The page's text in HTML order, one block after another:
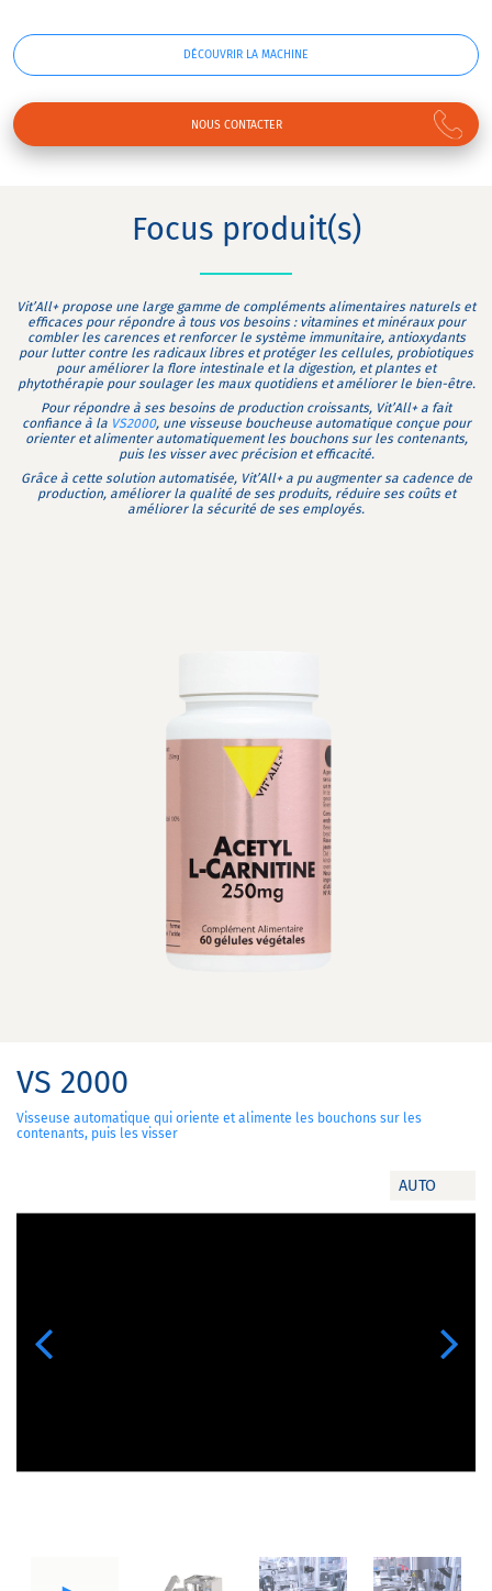
DÉCOUVRIR LA MACHINE
NOUS CONTACTER
Focus produit(s)
Vit’All+propose une large gamme de compléments alimentaires naturels et
efficaces pour répondre à tous vos besoins : vitamines et minéraux pour
combler les carences et renforcer le système immunitaire, antioxydants
pour lutter contre les radicaux libres et protéger les cellules, probiotiques
pour améliorer la flore intestinale et la digestion, et plantes et
phytothérapie pour soulager les maux quotidiens et améliorer le bien-être.
Pour répondre à ses besoins de production croissants, Vit’All+ a fait
confiance à la VS2000, une visseuse boucheuse automatique conçue pour
orienter et alimenter automatiquement les bouchons sur les contenants,
puis les visser avec précision et efficacité.
Grâce à cette solution automatisée, Vit’All+ a pu augmenter sa cadence de
production, améliorer la qualité de ses produits, réduire ses coûts et
améliorer la sécurité de ses employés.
AUTO
Previous Next
VS 2000
Visseuse automatique qui oriente et alimente les bouchons sur les
contenants, puis les visser